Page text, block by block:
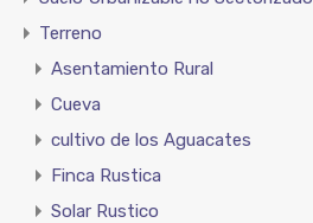
Terreno
Asentamiento Rural
Cueva
cultivo de los Aguacates
Finca Rustica
Solar Rustico